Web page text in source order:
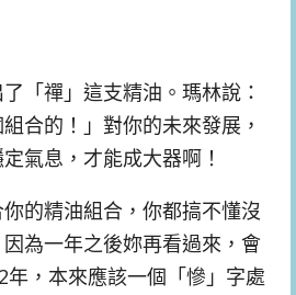
「禪」這支精油。瑪林說：
合的！」對你的未來發展，
氣息，才能成大器啊！
的精油組合，你都搞不懂沒
為一年之後妳再看過來，會
，本來應該一個「慘」字處